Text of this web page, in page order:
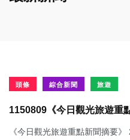
頭條 綜合新聞 旅遊
1150809《今日觀光旅遊重
《今日觀光旅遊重點新聞摘要